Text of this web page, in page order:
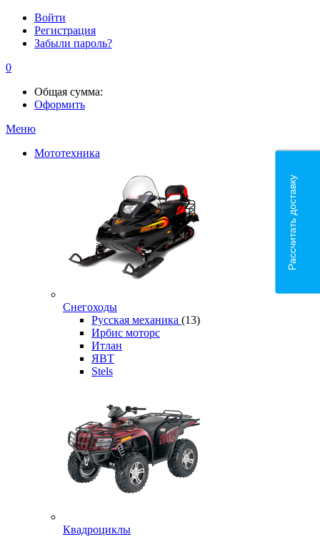
Войти
Регистрация
Забыли пароль?
0
Общая сумма:
Оформить
Меню
Мототехника
Снегоходы
Русская механика (13)
Ирбис моторс
Итлан
ЯВТ
Stels
Квадроциклы
Рассчитать доставку